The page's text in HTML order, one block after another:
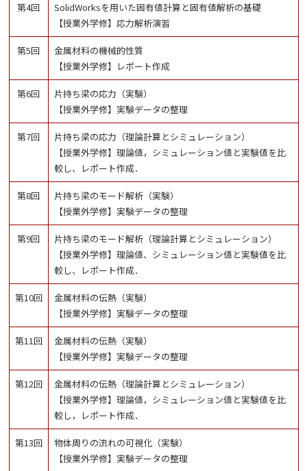
第4回
SolidWorksを用いた固有値計算と固有値解析の基礎
【授業外学修】応力解析演習
第5回
金属材料の機械的性質
【授業外学修】レポート作成
第6回
片持ち梁の応力（実験）
【授業外学修】実験データの整理
第7回
片持ち梁の応力（理論計算とシミュレーション）
【授業外学修】理論値，シミュレーション値と実験値を比
較し、レポート作成．
第8回
片持ち梁のモード解析（実験）
【授業外学修】実験データの整理
第9回
片持ち梁のモード解析（理論計算とシミュレーション）
【授業外学修】理論値、シミュレーション値と実験値を比
較し、レポート作成．
第10回
金属材料の伝熱（実験）
【授業外学修】実験データの整理
第11回
金属材料の伝熱（実験）
【授業外学修】実験データの整理
第12回
金属材料の伝熱（理論計算とシミュレーション）
【授業外学修】理論値，シミュレーション値と実験値を比
較し，レポート作成．
第13回
物体周りの流れの可視化（実験）
【授業外学修】実験データの整理